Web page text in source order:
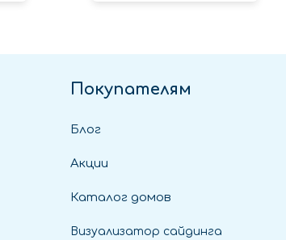
Покупателям
Блог
Акции
Каталог домов
Визуализатор сайдинга